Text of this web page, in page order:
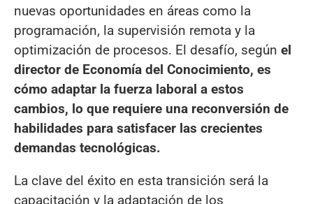
nuevas oportunidades en áreas como la
programación, la supervisión remota y la
optimización de procesos. El desafío, según el
director de Economía del Conocimiento, es
cómo adaptar la fuerza laboral a estos
cambios, lo que requiere una reconversión de
habilidades para satisfacer las crecientes
demandas tecnológicas.
La clave del éxito en esta transición será la
capacitación y la adaptación de los